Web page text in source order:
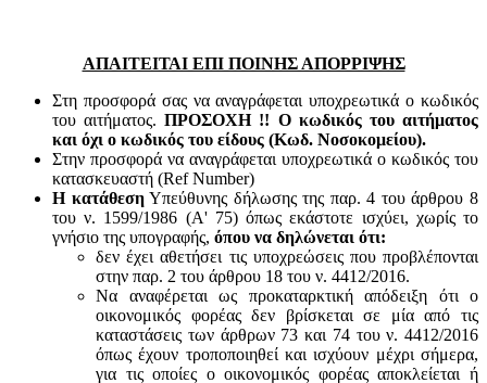
ΑΠΑΙΤΕΙΤΑΙ ΕΠΙ ΠΟΙΝΗΣ ΑΠΟΡΡΙΨΗΣ
Στη προσφορά σας να αναγράφεται υποχρεωτικά ο κωδικός
του αιτήματος.ΠΡΟΣΟΧΗ !! Ο κωδικός του αιτήματος
και όχι ο κωδικός του είδους (Κωδ. Νοσοκομείου).
Στην προσφορά να αναγράφεται υποχρεωτικά ο κωδικός του
κατασκευαστή (Ref Number)
Η κατάθεσηΥπεύθυνης δήλωσης της παρ. 4 του άρθρου 8
του ν. 1599/1986 (Α' 75) όπως εκάστοτε ισχύει, χωρίς το
γνήσιο της υπογραφής, όπου να δηλώνεται ότι:
δεν έχει αθετήσει τις υποχρεώσεις που προβλέπονται
στην παρ. 2 του άρθρου 18 του ν. 4412/2016.
Να αναφέρεται ως προκαταρκτική απόδειξη ότι ο
οικονομικός φορέας δεν βρίσκεται σε μία από τις
καταστάσεις των άρθρων 73 και 74 του ν. 4412/2016
όπως έχουν τροποποιηθεί και ισχύουν μέχρι σήμερα,
για τις οποίες ο οικονομικός φορέας αποκλείεται ή